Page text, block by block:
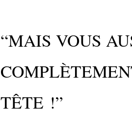
“MAIS VOUS
TÊTE !”